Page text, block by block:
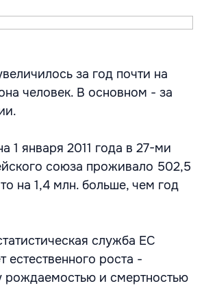
за год почти на
человек. В основном - за
1 января 2011 года в 27-ми
союза проживало 502,5
на 1,4 млн. больше, чем год
служба ЕС
естественного роста -
и смертностью